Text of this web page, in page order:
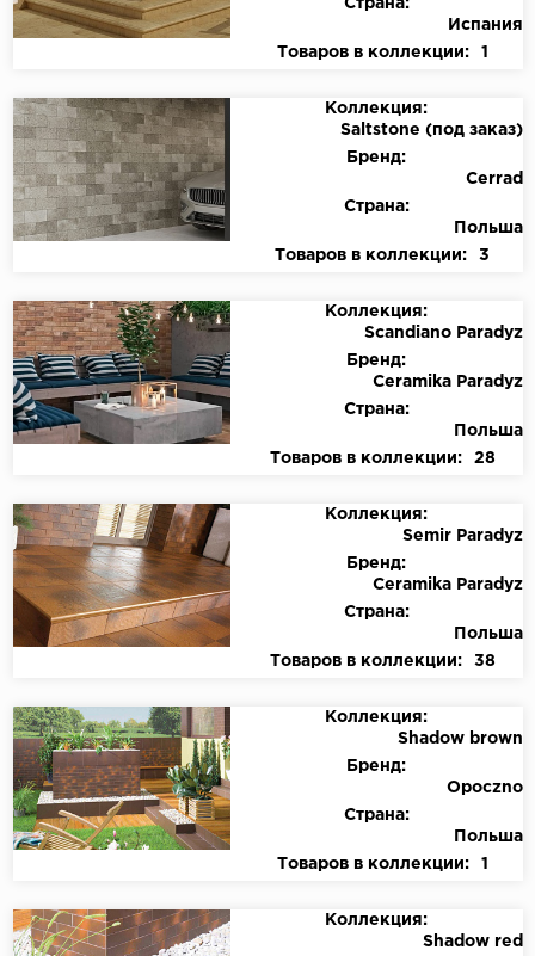
Страна:
Испания
Товаров в коллекции:
1
Коллекция:
Saltstone (под заказ)
Бренд:
Cerrad
Страна:
Польша
Товаров в коллекции:
3
Коллекция:
Scandiano Paradyz
Бренд:
Ceramika Paradyz
Страна:
Польша
Товаров в коллекции:
28
Коллекция:
Semir Paradyz
Бренд:
Ceramika Paradyz
Страна:
Польша
Товаров в коллекции:
38
Коллекция:
Shadow brown
Бренд:
Opoczno
Страна:
Польша
Товаров в коллекции:
1
Коллекция:
Shadow red